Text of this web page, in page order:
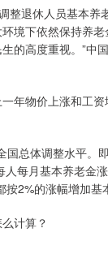
整退休人员基本养
境下依然保持养
的高度重视。”中
年物价上涨和工资
总体调整水平。
每月基本养老金
2%的涨幅增加基
计算？